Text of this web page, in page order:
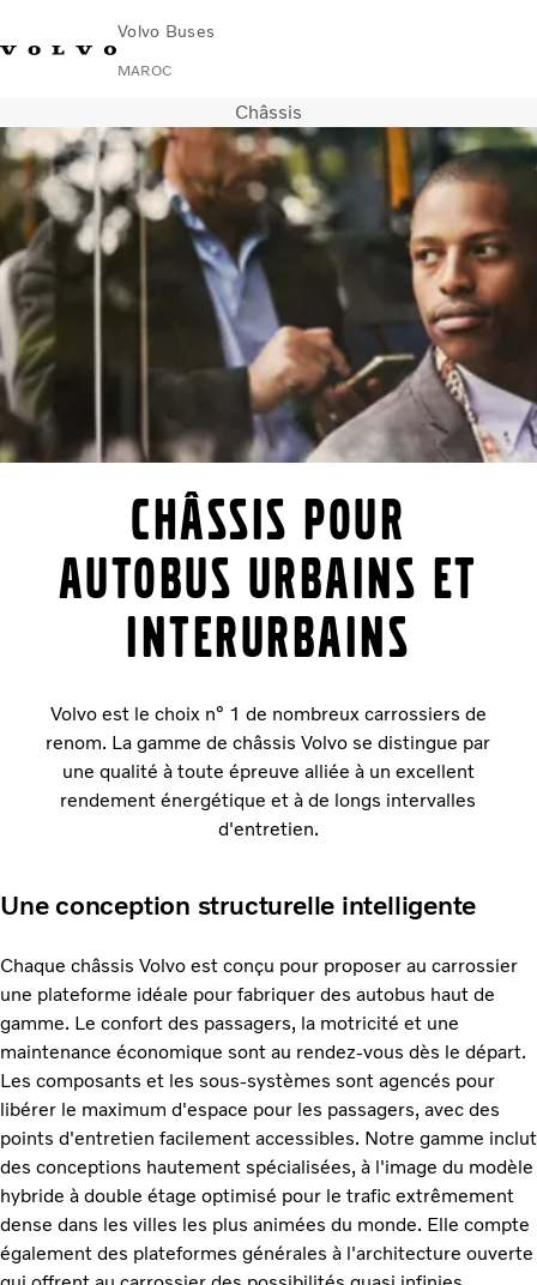
Volvo Buses
MAROC
Rechercher un Agent Commercial
Urbain et interurbain
Autocars
Services
Pourquoi choisir Volvo ?
News & Stories
Contact
Châssis
Châssis pour
autobus urbains et
interurbains
Volvo est le choix n° 1 de nombreux carrossiers de
renom. La gamme de châssis Volvo se distingue par
une qualité à toute épreuve alliée à un excellent
rendement énergétique et à de longs intervalles
d'entretien.
Une conception structurelle intelligente
Chaque châssis Volvo est conçu pour proposer au carrossier
une plateforme idéale pour fabriquer des autobus haut de
gamme. Le confort des passagers, la motricité et une
maintenance économique sont au rendez-vous dès le départ.
Les composants et les sous-systèmes sont agencés pour
libérer le maximum d'espace pour les passagers, avec des
points d'entretien facilement accessibles. Notre gamme inclut
des conceptions hautement spécialisées, à l'image du modèle
hybride à double étage optimisé pour le trafic extrêmement
dense dans les villes les plus animées du monde. Elle compte
également des plateformes générales à l'architecture ouverte